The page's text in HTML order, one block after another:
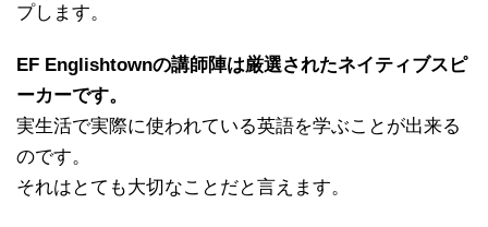
プします。
EF Englishtownの講師陣は厳選されたネイティブスピ
ーカーです。
実生活で実際に使われている英語を学ぶことが出来る
のです。
それはとても大切なことだと言えます。